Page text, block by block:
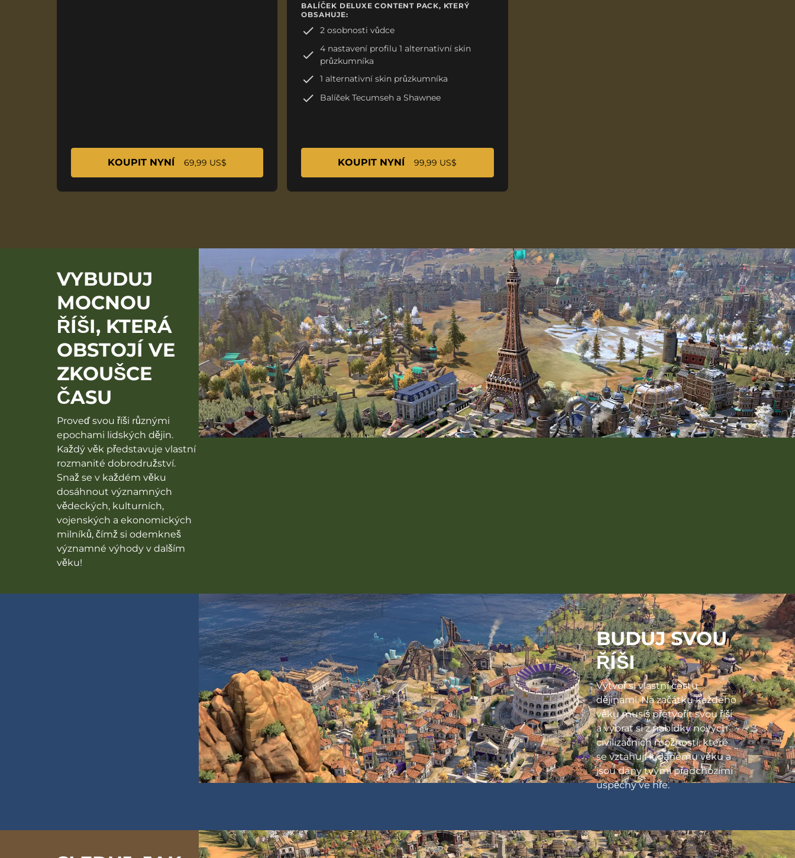
KOUPIT NYNÍ 69,99 US$
BALÍČEK DELUXE CONTENT PACK, KTERÝ
OBSAHUJE:
2 osobnosti vůdce
4 nastavení profilu 1 alternativní skin
průzkumníka
1 alternativní skin průzkumníka
Balíček Tecumseh a Shawnee
KOUPIT NYNÍ 99,99 US$
VYBUDUJ
MOCNOU
ŘÍŠI, KTERÁ
OBSTOJÍ VE
ZKOUŠCE
ČASU
Proveď svou říši různými
epochami lidských dějin.
Každý věk představuje vlastní
rozmanité dobrodružství.
Snaž se v každém věku
dosáhnout významných
vědeckých, kulturních,
vojenských a ekonomických
milníků, čímž si odemkneš
významné výhody v dalším
věku!
BUDUJ SVOU
ŘÍŠI
Vytvoř si vlastní cestu
dějinami. Na začátku každého
věku musíš přetvořit svou říši
a vybrat si z nabídky nových
civilizačních možností, které
se vztahují k danému věku a
jsou dány tvými předchozími
úspěchy ve hře.